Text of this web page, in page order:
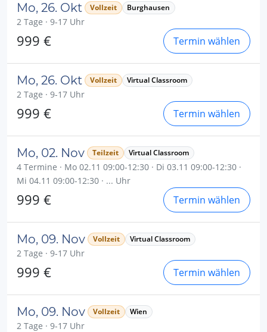
Mo, 26. Okt Vollzeit Burghausen
2 Tage · 9-17 Uhr
999 € Termin wählen
Mo, 26. Okt Vollzeit Virtual Classroom
2 Tage · 9-17 Uhr
999 € Termin wählen
Mo, 02. Nov Teilzeit Virtual Classroom
4 Termine · Mo 02.11 09:00-12:30 · Di 03.11 09:00-12:30 ·
Mi 04.11 09:00-12:30 · ... Uhr
999 € Termin wählen
Mo, 09. Nov Vollzeit Virtual Classroom
2 Tage · 9-17 Uhr
999 € Termin wählen
Mo, 09. Nov Vollzeit Wien
2 Tage · 9-17 Uhr